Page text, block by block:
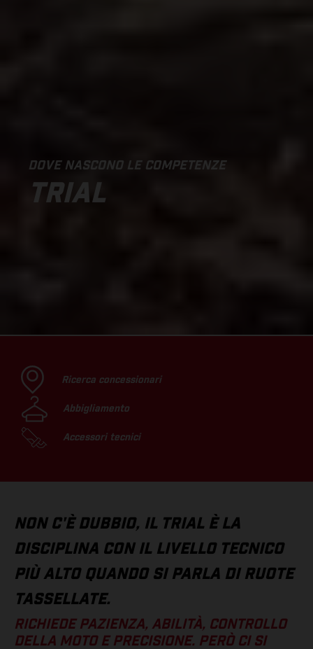
DOVE NASCONO LE COMPETENZE
TRIAL
Ricerca concessionari
Abbigliamento
Accessori tecnici
NON C'È DUBBIO, IL TRIAL È LA
DISCIPLINA CON IL LIVELLO TECNICO
PIÙ ALTO QUANDO SI PARLA DI RUOTE
TASSELLATE.
RICHIEDE PAZIENZA, ABILITÀ, CONTROLLO
DELLA MOTO E PRECISIONE. PERÒ CI SI